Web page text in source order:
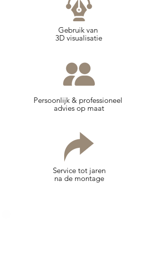
Gebruik van
3D visualisatie
Persoonlijk & professioneel
advies op maat
Service tot jaren
na de montage